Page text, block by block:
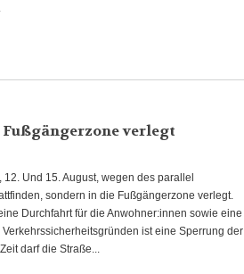
Fußgängerzone verlegt
Und 15. August, wegen des parallel
sondern in die Fußgängerzone verlegt.
Durchfahrt für die Anwohner:innen sowie eine
ist eine Sperrung der
darf die Straße...